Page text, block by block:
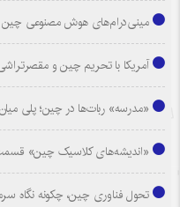
مینی‌درام‌های هوش مصنوعی چین
آمریکا با تحریم چین و
«مدرسه» ربات‌ها در چین؛ پلی
«اندیشه‌های کلاسیک چین»
تحول فناوری چین، چکونه نگاه